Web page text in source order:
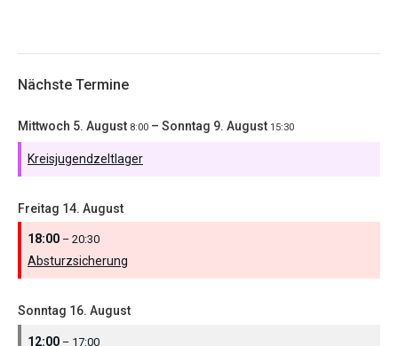
Nächste Termine
Mittwoch 5. August 8:00 – Sonntag 9. August 15:30
Kreisjugendzeltlager
Freitag 14. August
18:00 – 20:30
Absturzsicherung
Sonntag 16. August
12:00 – 17:00